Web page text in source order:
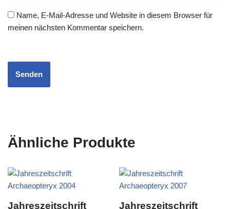
Name, E-Mail-Adresse und Website in diesem Browser für
meinen nächsten Kommentar speichern.
Ähnliche Produkte
Jahreszeitschrift
Jahreszeitschrift